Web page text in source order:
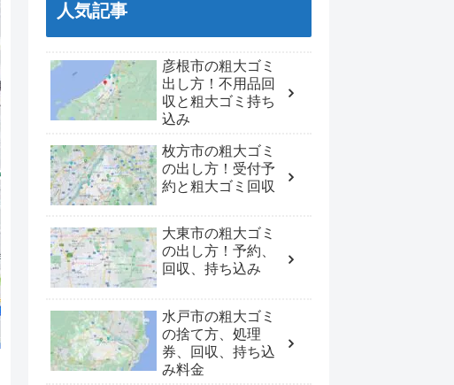
人気記事
彦根市の粗大ゴミ
出し方！不用品回
収と粗大ゴミ持ち
込み
枚方市の粗大ゴミ
の出し方！受付予
約と粗大ゴミ回収
大東市の粗大ゴミ
の出し方！予約、
回収、持ち込み
水戸市の粗大ゴミ
の捨て方、処理
券、回収、持ち込
み料金